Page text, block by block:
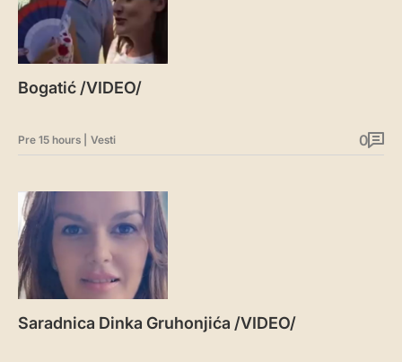
Bogatić /VIDEO/
Pre 15 hours Vesti 0
Saradnica Dinka Gruhonjića /VIDEO/